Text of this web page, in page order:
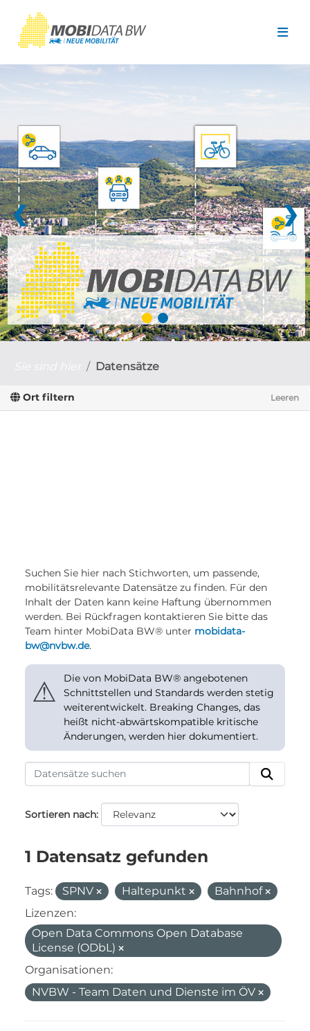
❮ ❯
Datensätze
Ort filtern Leeren
Suchen Sie hier nach Stichworten, um passende,
mobilitätsrelevante Datensätze zu finden. Für den
Inhalt der Daten kann keine Haftung übernommen
werden. Bei Rückfragen kontaktieren Sie bitte das
Team hinter MobiData BW® unter mobidata-
bw@nvbw.de.
⚠
Die von MobiData BW® angebotenen
Schnittstellen und Standards werden stetig
weiterentwickelt. Breaking Changes, das
heißt nicht-abwärtskompatible kritische
Änderungen, werden hier dokumentiert.
Sortieren nach
1 Datensatz gefunden
Tags: SPNV Haltepunkt
Bahnhof
Lizenzen:
Open Data Commons Open Database
License (ODbL)
Organisationen:
NVBW - Team Daten und Dienste im ÖV